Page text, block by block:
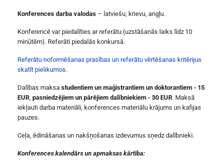
Konferences darba valodas – latviešu, krievu, angļu.
Konferencē var piedalīties ar referātu (uzstāšanās laiks līdz 10
minūtēm). Referāti piedalās konkursā.
Referātu noformēšanas prasības un referātu vērtēšanas kritērijus
skatīt pielikumos.
Dalības maksa studentiem un maģistrantiem un doktorantiem - 15
EUR, pasniedzējiem un pārējiem dalībniekiem - 30 EUR. Maksā
iekļauti darba materiāli, konferences materiālu krājums un kafijas
pauzes.
Ceļa, ēdināšanas un nakšņošanas izdevumus sņedz dalībnieki.
Konferences kalendārs un apmaksas kārtība: